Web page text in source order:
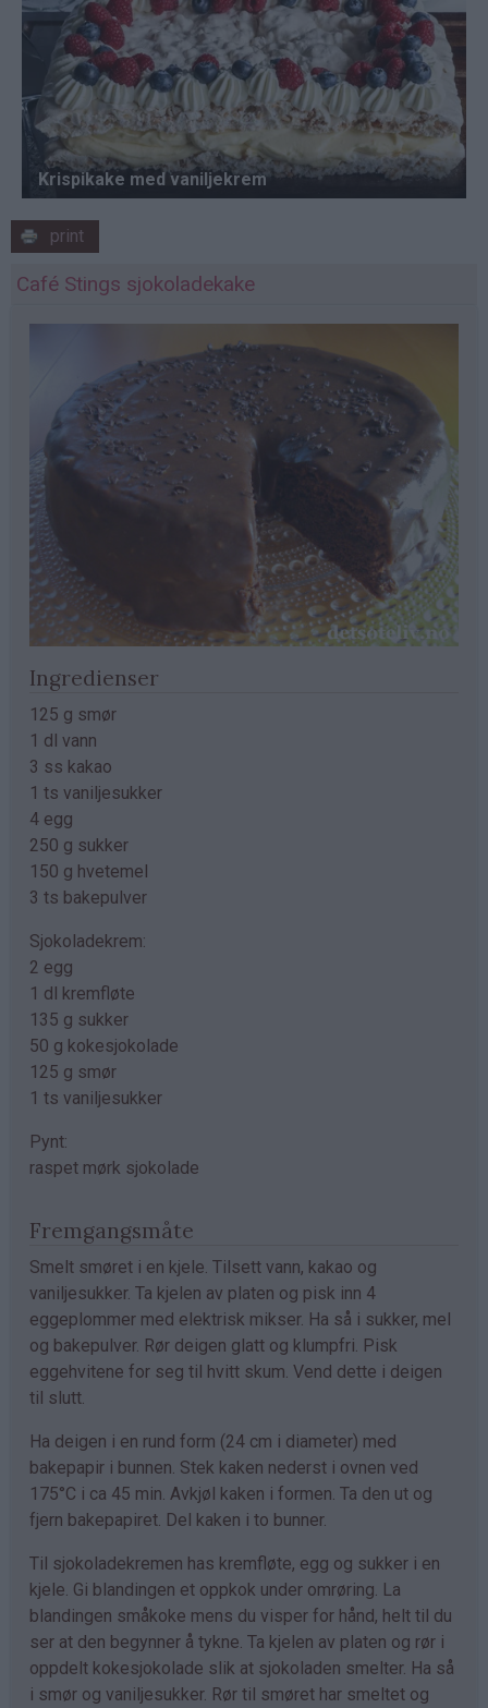
print
Café Stings sjokoladekake
Ingredienser
125 g smør
1 dl vann
3 ss kakao
1 ts vaniljesukker
4 egg
250 g sukker
150 g hvetemel
3 ts bakepulver
Sjokoladekrem:
2 egg
1 dl kremfløte
135 g sukker
50 g kokesjokolade
125 g smør
1 ts vaniljesukker
Pynt:
raspet mørk sjokolade
Fremgangsmåte
Smelt smøret i en kjele. Tilsett vann, kakao og
vaniljesukker. Ta kjelen av platen og pisk inn 4
eggeplommer med elektrisk mikser. Ha så i sukker, mel
og bakepulver. Rør deigen glatt og klumpfri. Pisk
eggehvitene for seg til hvitt skum. Vend dette i deigen
til slutt.
Ha deigen i en rund form (24 cm i diameter) med
bakepapir i bunnen. Stek kaken nederst i ovnen ved
175°C i ca 45 min. Avkjøl kaken i formen. Ta den ut og
fjern bakepapiret. Del kaken i to bunner.
Til sjokoladekremen has kremfløte, egg og sukker i en
kjele. Gi blandingen et oppkok under omrøring. La
blandingen småkoke mens du visper for hånd, helt til du
ser at den begynner å tykne. Ta kjelen av platen og rør i
oppdelt kokesjokolade slik at sjokoladen smelter. Ha så
i smør og vaniljesukker. Rør til smøret har smeltet og